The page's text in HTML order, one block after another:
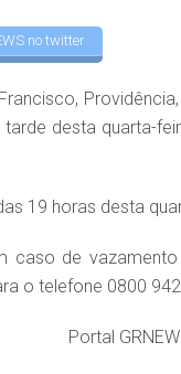
no twitter
desta quarta-
19 horas desta
caso de
o telefone 0800 942
Portal